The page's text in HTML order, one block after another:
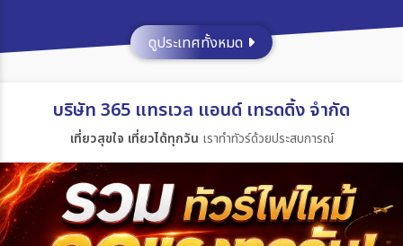
สายการบิน
ดูประเทศทั้งหมด
บริษัท 365 แทรเวล แอนด์ เทรดดิ้ง จำกัด
เที่ยวสุขใจ เที่ยวได้ทุกวัน เราทำทัวร์ด้วยประสบการณ์